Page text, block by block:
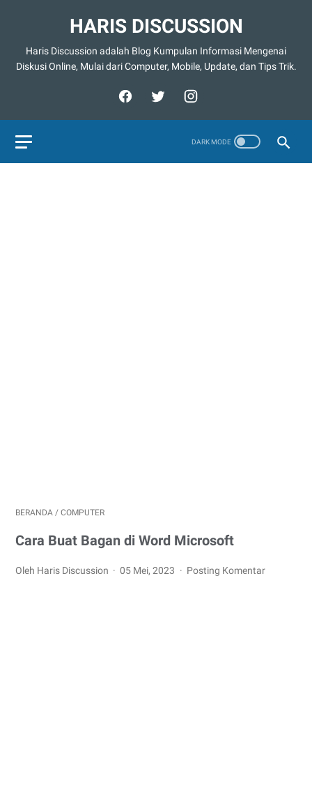
HARIS DISCUSSION
Haris Discussion adalah Blog Kumpulan Informasi Mengenai
Diskusi Online, Mulai dari Computer, Mobile, Update, dan Tips Trik.
BERANDA / COMPUTER
Cara Buat Bagan di Word Microsoft
Oleh Haris Discussion 05 Mei, 2023 Posting Komentar